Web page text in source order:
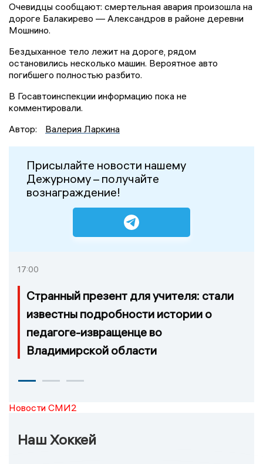
Очевидцы сообщают: смертельная авария произошла на
дороге Балакирево — Александров в районе деревни
Мошнино.
Бездыханное тело лежит на дороге, рядом
остановились несколько машин. Вероятное авто
погибшего полностью разбито.
В Госавтоинспекции информацию пока не
комментировали.
Автор:
Валерия Ларкина
Присылайте новости нашему
Дежурному – получайте
вознаграждение!
17:00
Странный презент для учителя: стали
известны подробности истории о
педагоге-извращенце во
Владимирской области
Новости СМИ2
Наш Хоккей